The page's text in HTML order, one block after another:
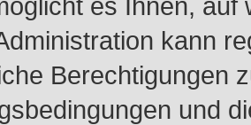
kann
Berechtigungen
und